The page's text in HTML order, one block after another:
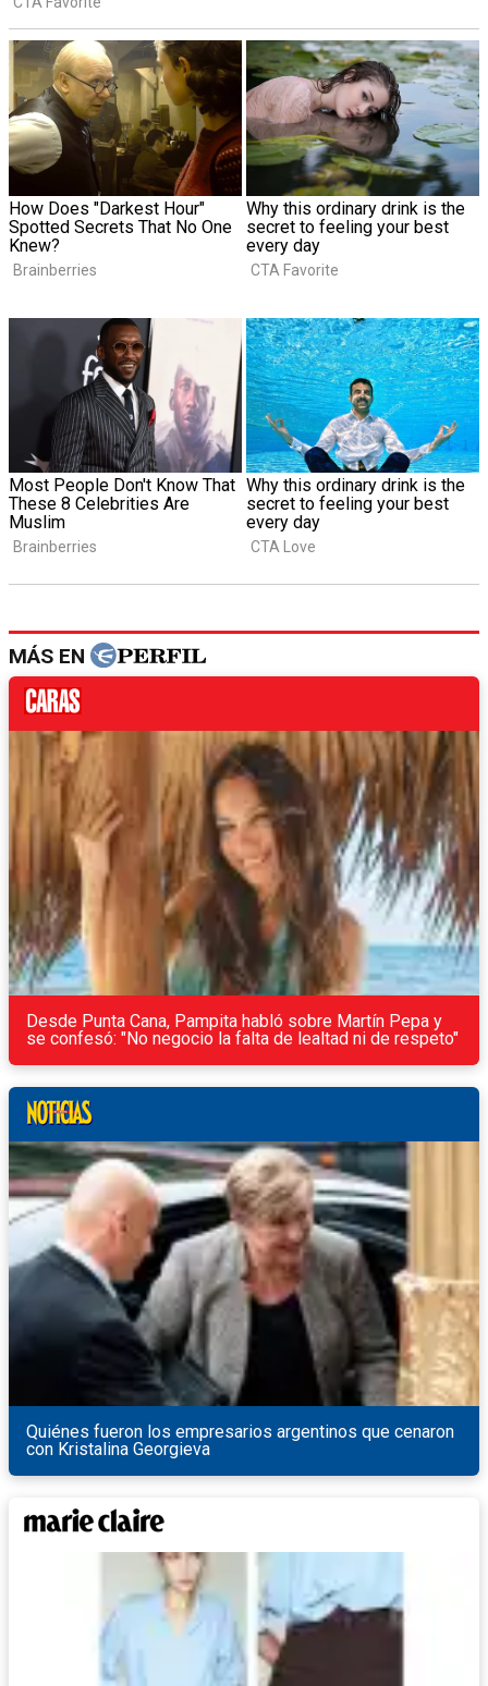
MÁS EN
Desde Punta Cana, Pampita habló sobre Martín Pepa y
se confesó: "No negocio la falta de lealtad ni de respeto"
Quiénes fueron los empresarios argentinos que cenaron
con Kristalina Georgieva